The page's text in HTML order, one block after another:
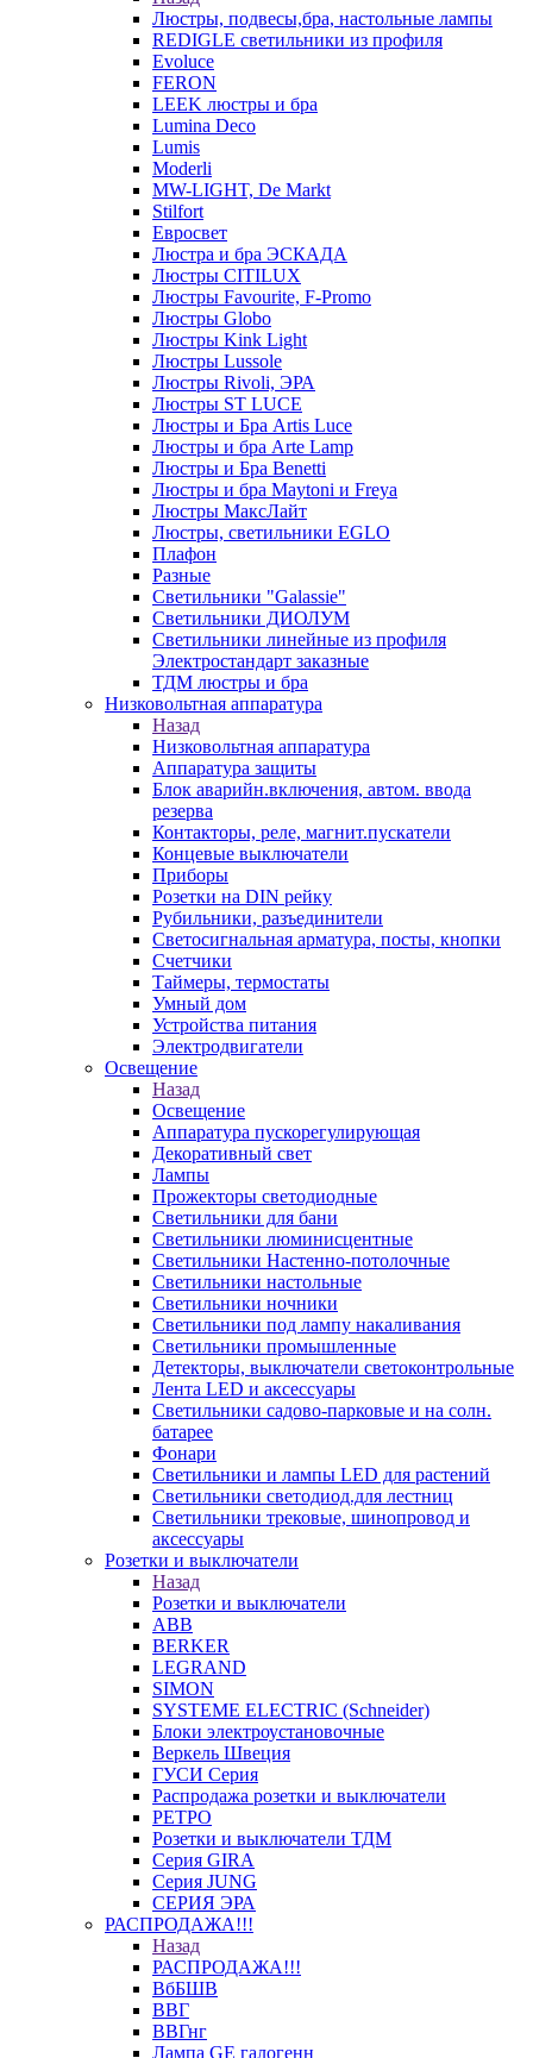
Люстры, подвесы,бра, настольные лампы
REDIGLE светильники из профиля
Evoluce
FERON
LEEK люстры и бра
Lumina Deco
Lumis
Moderli
MW-LIGHT, De Markt
Stilfort
Евросвет
Люстра и бра ЭСКАДА
Люстры CITILUX
Люстры Favourite, F-Promo
Люстры Globo
Люстры Kink Light
Люстры Lussole
Люстры Rivoli, ЭРА
Люстры ST LUCE
Люстры и Бра Artis Luce
Люстры и бра Arte Lamp
Люстры и Бра Benetti
Люстры и бра Maytoni и Freya
Люстры МаксЛайт
Люстры, светильники EGLO
Плафон
Разные
Светильники "Galassie"
Светильники ДИОЛУМ
Светильники линейные из профиля
Электростандарт заказные
ТДМ люстры и бра
Низковольтная аппаратура
Назад
Низковольтная аппаратура
Аппаратура защиты
Блок аварийн.включения, автом. ввода
резерва
Контакторы, реле, магнит.пускатели
Концевые выключатели
Приборы
Розетки на DIN рейку
Рубильники, разъединители
Светосигнальная арматура, посты, кнопки
Счетчики
Таймеры, термостаты
Умный дом
Устройства питания
Электродвигатели
Освещение
Назад
Освещение
Аппаратура пускорегулирующая
Декоративный свет
Лампы
Прожекторы светодиодные
Светильники для бани
Светильники люминисцентные
Светильники Настенно-потолочные
Светильники настольные
Светильники ночники
Светильники под лампу накаливания
Светильники промышленные
Детекторы, выключатели светоконтрольные
Лента LED и аксессуары
Светильники садово-парковые и на солн.
батарее
Фонари
Светильники и лампы LED для растений
Светильники светодиод.для лестниц
Светильники трековые, шинопровод и
аксессуары
Розетки и выключатели
Назад
Розетки и выключатели
ABB
BERKER
LEGRAND
SIMON
SYSTEME ELECTRIC (Schneider)
Блоки электроустановочные
Веркель Швеция
ГУСИ Серия
Распродажа розетки и выключатели
РЕТРО
Розетки и выключатели ТДМ
Серия GIRA
Серия JUNG
СЕРИЯ ЭРА
РАСПРОДАЖА!!!
Назад
РАСПРОДАЖА!!!
ВбБШВ
ВВГ
ВВГнг
Лампа GE галогенн